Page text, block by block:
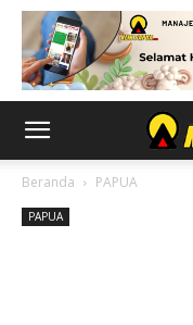
Beranda PAPUA
PAPUA